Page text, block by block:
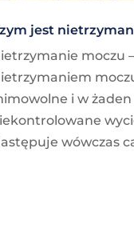
jest
moczu
i w żaden
wówczas